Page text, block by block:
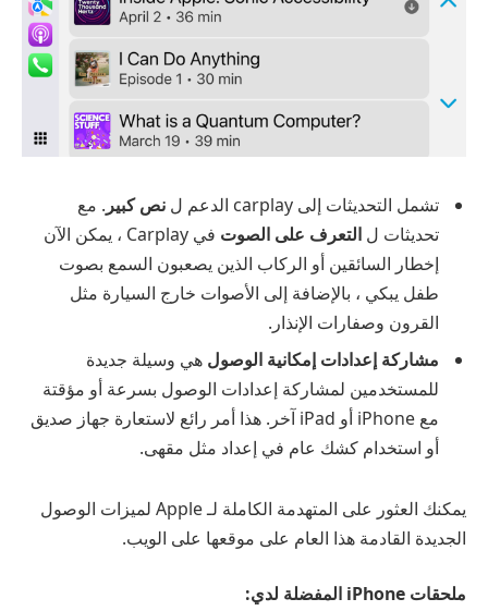
تشمل التحديثات إلى carplay الدعم ل نص كبير . مع
تحديثات ل التعرف على الصوت
في Carplay ، يمكن الآن
إخطار السائقين أو الركاب الذين يصعبون السمع بصوت
طفل يبكي ، بالإضافة إلى الأصوات خارج السيارة مثل
القرون وصفارات الإنذار.
مشاركة إعدادات إمكانية الوصول هي وسيلة جديدة
للمستخدمين لمشاركة إعدادات الوصول بسرعة أو مؤقتة
مع iPhone أو iPad آخر. هذا أمر رائع لاستعارة جهاز صديق
أو استخدام كشك عام في إعداد مثل مقهى.
يمكنك العثور على المتهدمة الكاملة لـ Apple لميزات الوصول
الجديدة القادمة هذا العام على موقعها على الويب.
ملحقات iPhone المفضلة لدي: